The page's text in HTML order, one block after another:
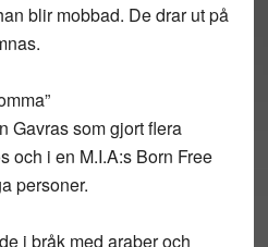
blir mobbad. De drar ut på
Gavras som gjort flera
och i en M.I.A:s Born Free
personer.
i bråk med araber och